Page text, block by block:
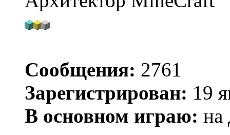
Сообщения: 2761
Зарегистрирован: 19
В основном играю: на